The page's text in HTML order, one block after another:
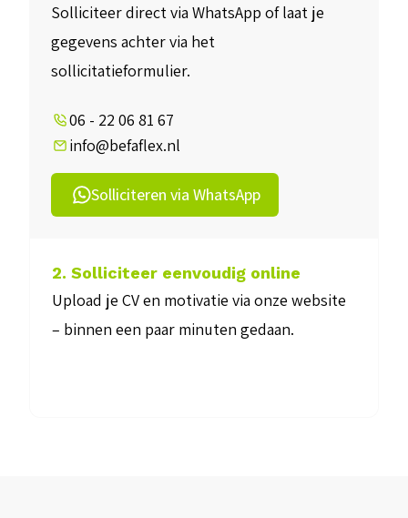
Solliciteer direct via WhatsApp of laat je
gegevens achter via het
sollicitatieformulier.
06 - 22 06 81 67
info@befaflex.nl
Solliciteren via WhatsApp
2. Solliciteer eenvoudig online
Upload je CV en motivatie via onze website
– binnen een paar minuten gedaan.